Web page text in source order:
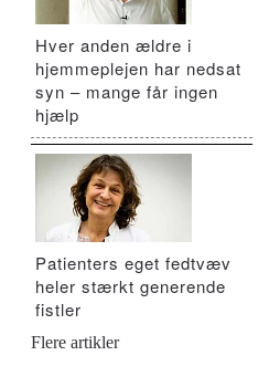
Hver anden ældre i
hjemmeplejen har nedsat
syn – mange får ingen
hjælp
Patienters eget fedtvæv
heler stærkt generende
fistler
Flere artikler